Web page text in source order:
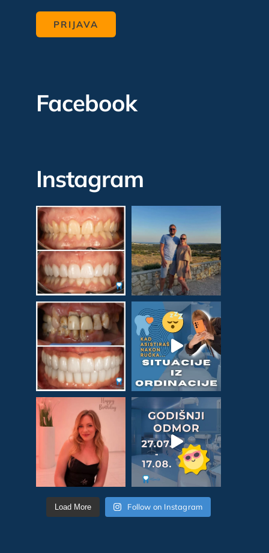
Facebook
Instagram
Load More Follow on Instagram